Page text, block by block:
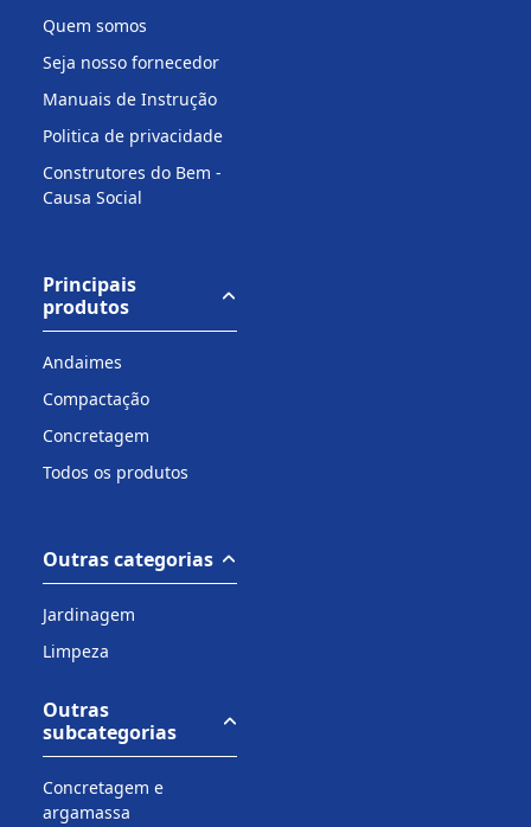
Quem somos
Seja nosso fornecedor
Manuais de Instrução
Politica de privacidade
Construtores do Bem -
Causa Social
Principais
produtos
Andaimes
Compactação
Concretagem
Todos os produtos
Outras categorias
Jardinagem
Limpeza
Outras
subcategorias
Concretagem e
argamassa